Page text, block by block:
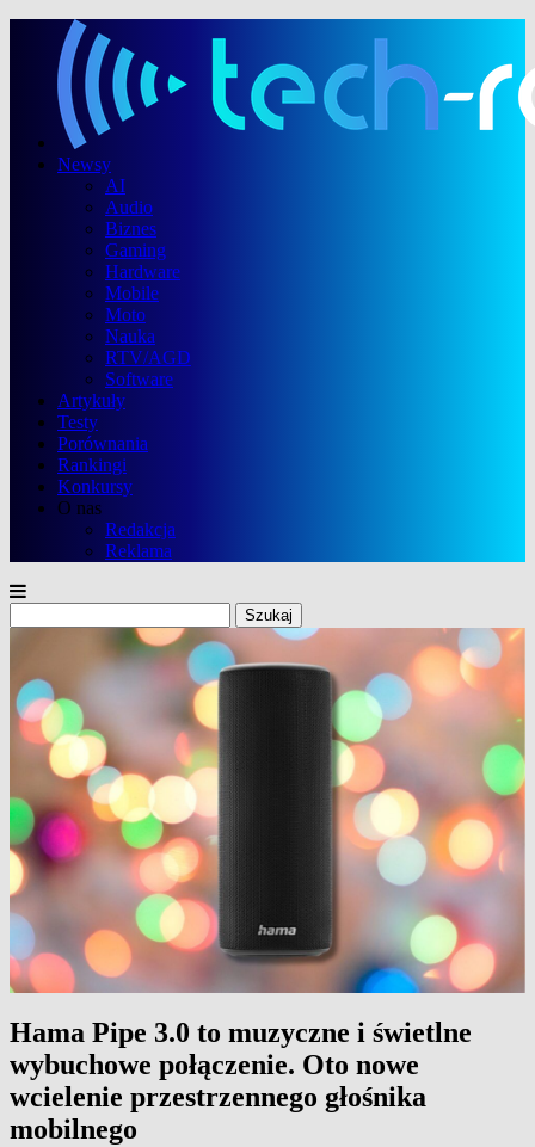
Newsy
AI
Audio
Biznes
Gaming
Hardware
Mobile
Moto
Nauka
RTV/AGD
Software
Artykuły
Testy
Porównania
Rankingi
Konkursy
O nas
Redakcja
Reklama
Hama Pipe 3.0 to muzyczne i świetlne
wybuchowe połączenie. Oto nowe
wcielenie przestrzennego głośnika
mobilnego